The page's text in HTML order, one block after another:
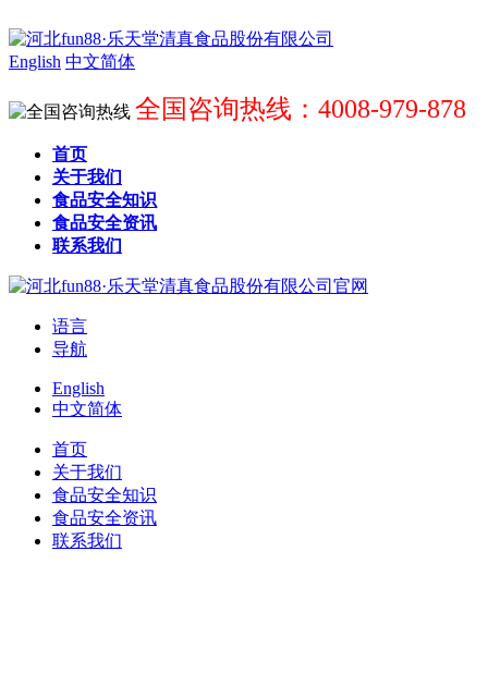
English 中文简体
全国咨询热线：4008-979-878
首页
关于我们
食品安全知识
食品安全资讯
联系我们
语言
导航
English
中文简体
首页
关于我们
食品安全知识
食品安全资讯
联系我们